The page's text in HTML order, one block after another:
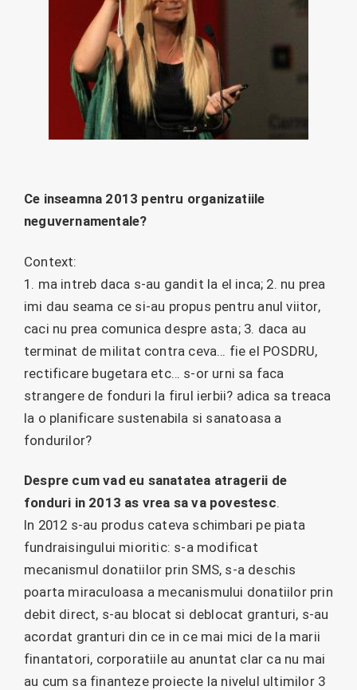
Ce inseamna 2013 pentru organizatiile
neguvernamentale?
Context:
1. ma intreb daca s-au gandit la el inca; 2. nu prea
imi dau seama ce si-au propus pentru anul viitor,
caci nu prea comunica despre asta; 3. daca au
terminat de militat contra ceva… fie el POSDRU,
rectificare bugetara etc… s-or urni sa faca
strangere de fonduri la firul ierbii? adica sa treaca
la o planificare sustenabila si sanatoasa a
fondurilor?
Despre cum vad eu sanatatea atragerii de
fonduri in 2013 as vrea sa va povestesc.
In 2012 s-au produs cateva schimbari pe piata
fundraisingului mioritic: s-a modificat
mecanismul donatiilor prin SMS, s-a deschis
poarta miraculoasa a mecanismului donatiilor prin
debit direct, s-au blocat si deblocat granturi, s-au
acordat granturi din ce in ce mai mici de la marii
finantatori, corporatiile au anuntat clar ca nu mai
au cum sa finanteze proiecte la nivelul ultimilor 3